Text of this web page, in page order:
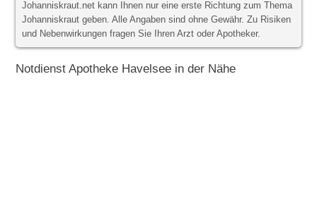
Johanniskraut.net kann Ihnen nur eine erste Richtung zum Thema
Johanniskraut geben. Alle Angaben sind ohne Gewähr. Zu Risiken
und Nebenwirkungen fragen Sie Ihren Arzt oder Apotheker.
Notdienst Apotheke Havelsee in der Nähe